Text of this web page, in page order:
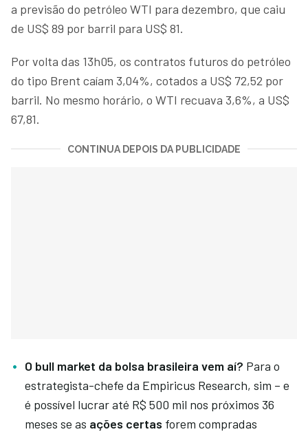
a previsão do petróleo WTI para dezembro, que caiu
de US$ 89 por barril para US$ 81.
Por volta das 13h05, os contratos futuros do petróleo
do tipo Brent caíam 3,04%, cotados a US$ 72,52 por
barril. No mesmo horário, o WTI recuava 3,6%, a US$
67,81.
CONTINUA DEPOIS DA PUBLICIDADE
O bull market da bolsa brasileira vem aí? Para o
estrategista-chefe da Empiricus Research, sim – e
é possível lucrar até R$ 500 mil nos próximos 36
meses se as ações certas forem compradas